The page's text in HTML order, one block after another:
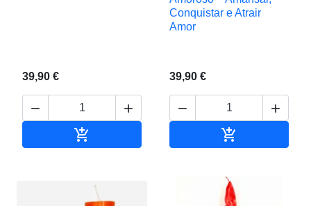
39,90 €
 

Conquistar e Atrair
Amor
39,90 €
 
